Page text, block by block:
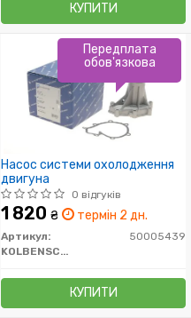
КУПИТИ
Насос системи охолодження
двигуна
0 відгуків
1 820 ₴ термін 2 дн.
Артикул:
50005439
KOLBENSCHMIDT
КУПИТИ
Передплата
обов'язкова